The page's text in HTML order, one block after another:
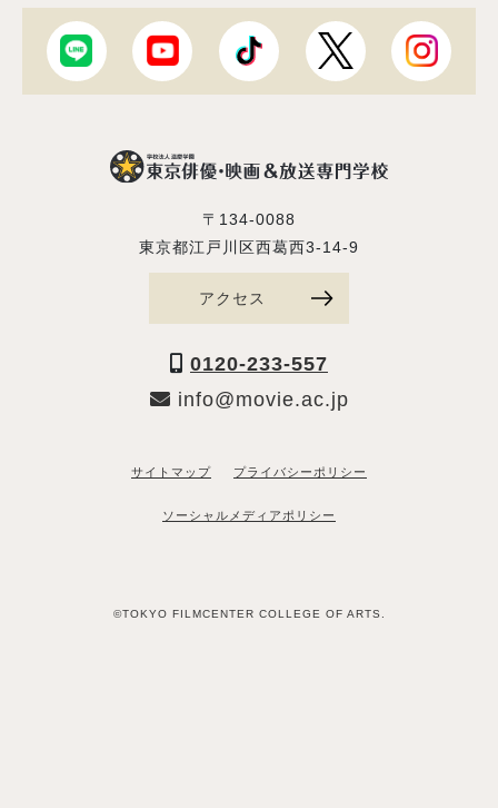
〒134-0088
東京都江戸川区西葛西3-14-9
アクセス
0120-233-557
info@movie.ac.jp
サイトマップ プライバシーポリシー
ソーシャルメディアポリシー
©TOKYO FILMCENTER COLLEGE OF ARTS.